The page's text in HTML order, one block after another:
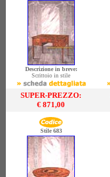
Descrizione in breve:
Scrittoio in stile
SUPER-PREZZO:
€ 871,00
Stile 683